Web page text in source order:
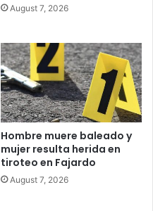
August 7, 2026
Hombre muere baleado y
mujer resulta herida en
tiroteo en Fajardo
August 7, 2026